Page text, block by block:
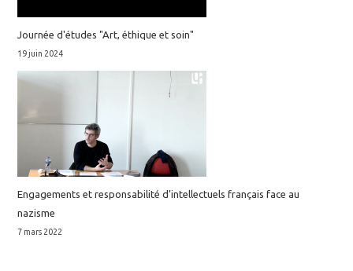
Journée d'études "Art, éthique et soin"
19 juin 2024
Engagements et responsabilité d’intellectuels français face au
nazisme
7 mars 2022